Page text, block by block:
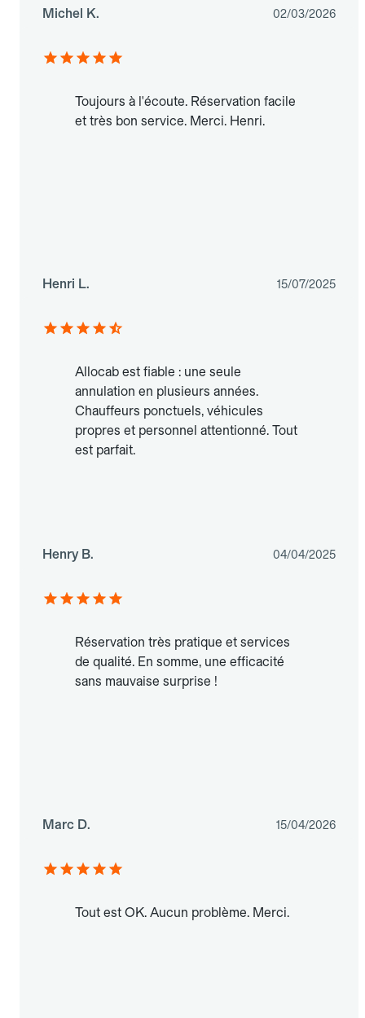
Michel K. 02/03/2026
Toujours à l'écoute. Réservation facile
et très bon service. Merci. Henri.
Henri L. 15/07/2025
Allocab est fiable : une seule
annulation en plusieurs années.
Chauffeurs ponctuels, véhicules
propres et personnel attentionné. Tout
est parfait.
Henry B. 04/04/2025
Réservation très pratique et services
de qualité. En somme, une efficacité
sans mauvaise surprise !
Marc D. 15/04/2026
Tout est OK. Aucun problème. Merci.